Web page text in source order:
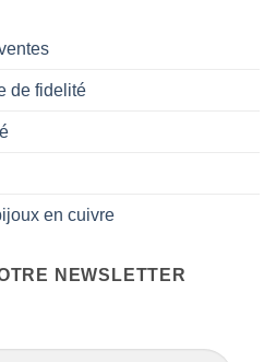
de fidelité
en cuivre
NEWSLETTER